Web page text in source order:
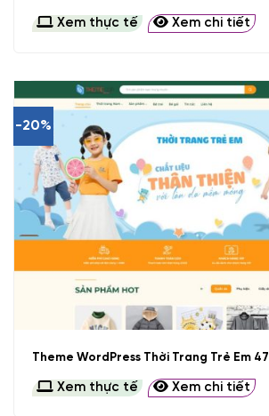
Xem thực tế Xem chi tiết
-20%
Theme WordPress Thời Trang Trẻ Em 47
Xem thực tế Xem chi tiết